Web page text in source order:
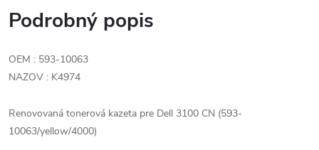
Podrobný popis
OEM : 593-10063
NAZOV : K4974
Renovovaná tonerová kazeta pre Dell 3100 CN (593-
10063/yellow/4000)